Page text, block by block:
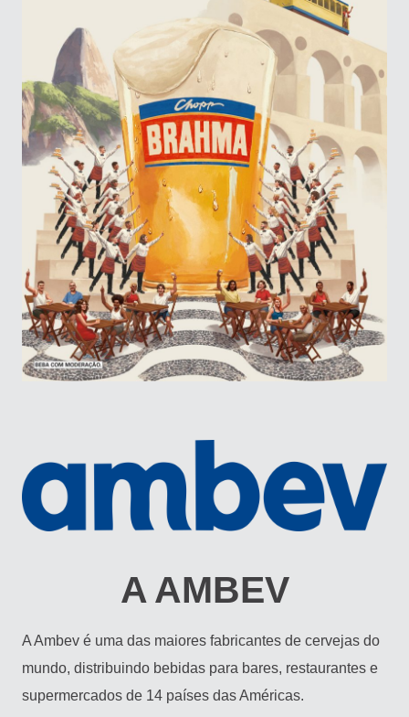
A AMBEV
A Ambev é uma das maiores fabricantes de cervejas do
mundo, distribuindo bebidas para bares, restaurantes e
supermercados de 14 países das Américas.